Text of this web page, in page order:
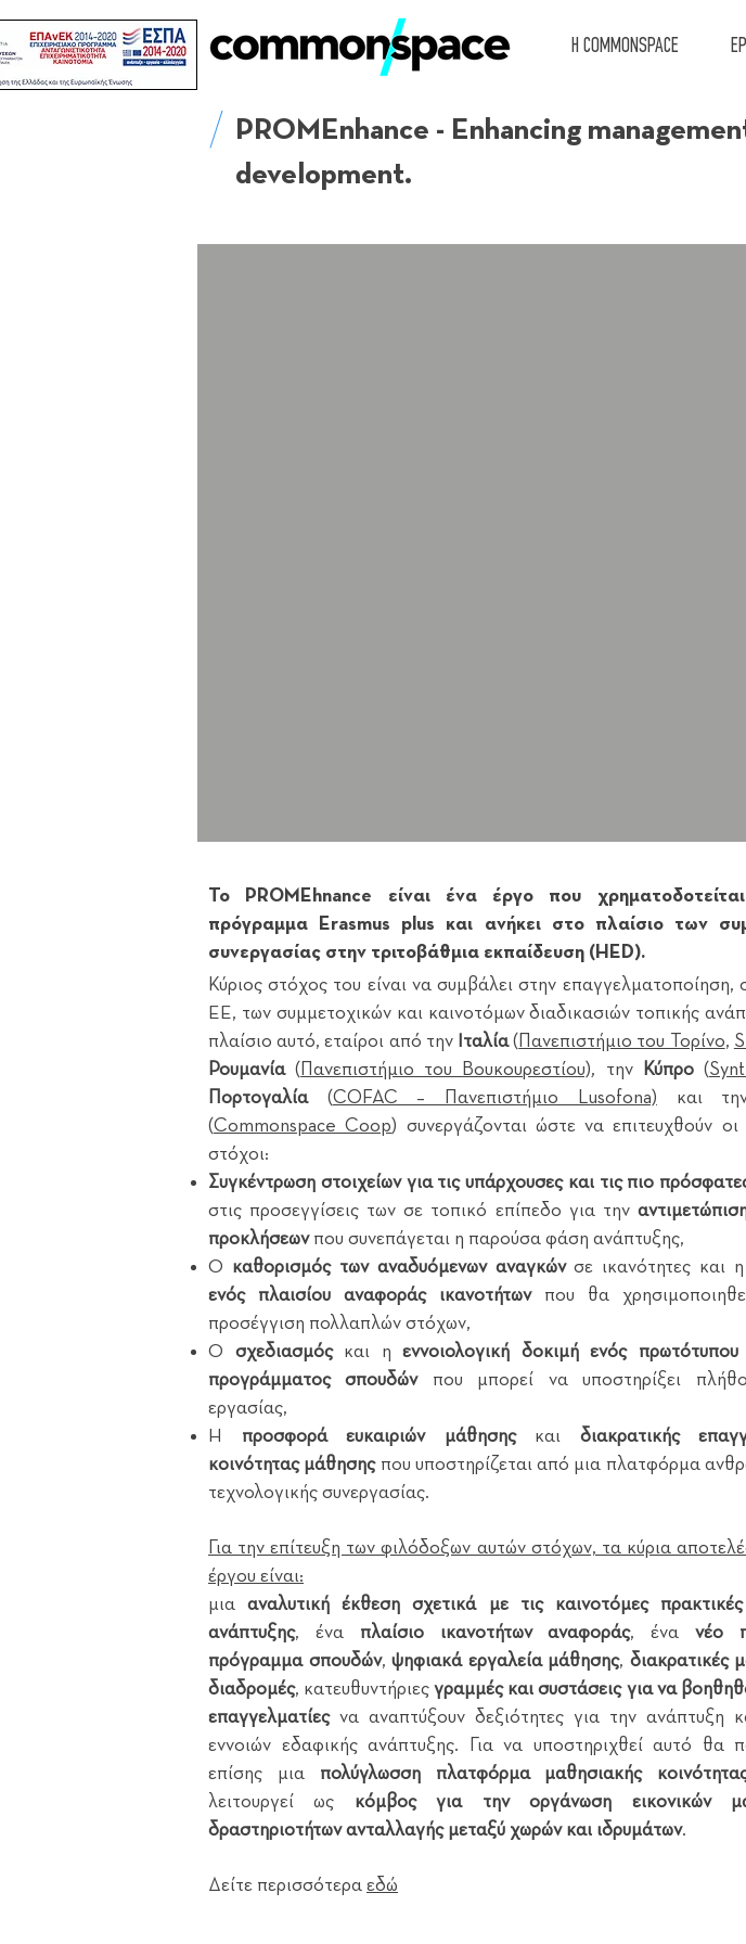
Η COMMONSPACE
PROMEnhance - Enhancing
development.
Το PROMEhnance είναι ένα έργο που
πρόγραμμα Erasmus plus και ανήκει στο πλαίσιο των
συνεργασίας στην τριτοβάθμια εκπαίδευση (HED).
Κύριος στόχος του είναι να συμβάλει στην επαγγελματοποίηση,
ΕΕ, των συμμετοχικών και καινοτόμων διαδικασιών τοπικής
πλαίσιο αυτό, εταίροι από την Ιταλία( Πανεπιστήμιο του Τορίνο,
Ρουμανία( Πανεπιστήμιο του Βουκουρεστίου), την Κύπρο(
Πορτογαλία(COFAC – Πανεπιστήμιο Lusofona) και
(Commonspace Coop) συνεργάζονται ώστε να επιτευχθούν
στόχοι:
Συγκέντρωση στοιχείων για τις υπάρχουσες και τις πιο
στις προσεγγίσεις των σε τοπικό επίπεδο για την
προκλήσεωνπου συνεπάγεται η παρούσα φάση ανάπτυξης,
Ο καθορισμός των αναδυόμενων αναγκώνσε ικανότητες και
ενός πλαισίου αναφοράς ικανοτήτωνπου θα
προσέγγιση πολλαπλών στόχων,
Ο σχεδιασμόςκαι η εννοιολογική δοκιμή ενός
προγράμματος σπουδώνπου μπορεί να υποστηρίξει
εργασίας,
Η προσφορά ευκαιριών μάθησηςκαι διακρατικής
κοινότητας μάθησης που υποστηρίζεται από μια πλατφόρμα
τεχνολογικής συνεργασίας.
Για την επίτευξη των φιλόδοξων αυτών στόχων, τα κύρια
έργου είναι:
μιααναλυτική έκθεση σχετικά με τις καινοτόμες
ανάπτυξης, ένα πλαίσιο ικανοτήτων αναφοράς, ένανέο
πρόγραμμα σπουδών, ψηφιακά εργαλεία μάθησης, διακρατικές
διαδρομές, κατευθυντήριεςγραμμές και συστάσεις για να
επαγγελματίες να αναπτύξουν δεξιότητες για την ανάπτυξη
εννοιών εδαφικής ανάπτυξης. Για να υποστηριχθεί αυτό θα
επίσης μια πολύγλωσση πλατφόρμα μαθησιακής
λειτουργεί ως κόμβος για την οργάνωση εικονικών
δραστηριοτήτων ανταλλαγής μεταξύ χωρών και ιδρυμάτων.
Δείτε περισσότερα εδώ